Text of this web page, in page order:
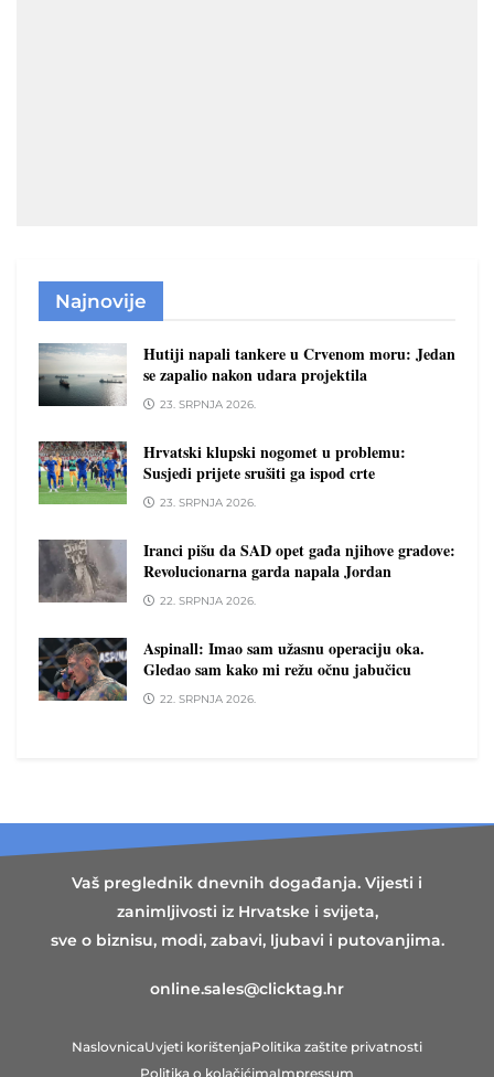
Najnovije
Hutiji napali tankere u Crvenom moru: Jedan
se zapalio nakon udara projektila
23. SRPNJA 2026.
Hrvatski klupski nogomet u problemu:
Susjedi prijete srušiti ga ispod crte
23. SRPNJA 2026.
Iranci pišu da SAD opet gađa njihove gradove:
Revolucionarna garda napala Jordan
22. SRPNJA 2026.
Aspinall: Imao sam užasnu operaciju oka.
Gledao sam kako mi režu očnu jabučicu
22. SRPNJA 2026.
Vaš preglednik dnevnih događanja. Vijesti i
zanimljivosti iz Hrvatske i svijeta,
sve o biznisu, modi, zabavi, ljubavi i putovanjima.
online.sales@clicktag.hr
NaslovnicaUvjeti korištenjaPolitika zaštite privatnosti
Politika o kolačićimaImpressum